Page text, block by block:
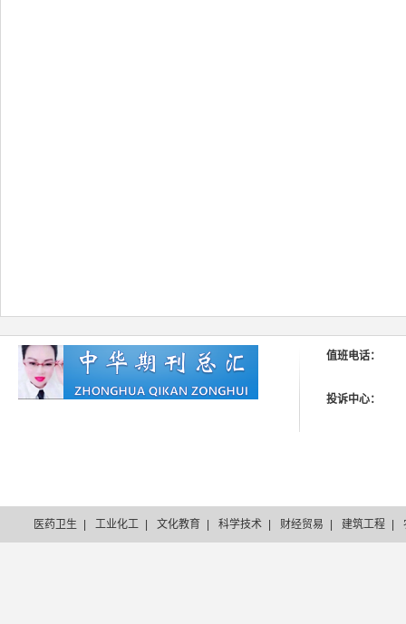
值班电话：
投诉中心：
医药卫生 工业化工 文化教育 科学技术 财经贸易 建筑工程